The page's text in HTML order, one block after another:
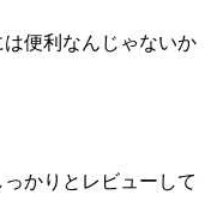
便利なんじゃないか
かりとレビューして